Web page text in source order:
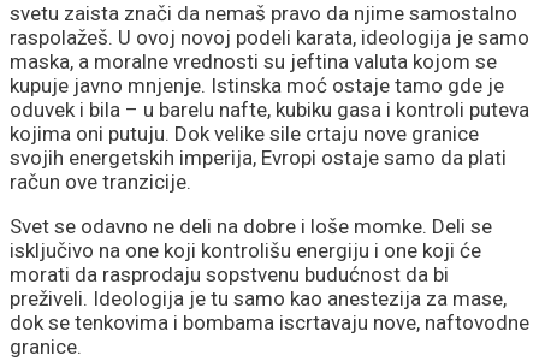
svetu zaista znači da nemaš pravo da njime samostalno
raspolažeš. U ovoj novoj podeli karata, ideologija je samo
maska, a moralne vrednosti su jeftina valuta kojom se
kupuje javno mnjenje. Istinska moć ostaje tamo gde je
oduvek i bila – u barelu nafte, kubiku gasa i kontroli puteva
kojima oni putuju. Dok velike sile crtaju nove granice
svojih energetskih imperija, Evropi ostaje samo da plati
račun ove tranzicije.
Svet se odavno ne deli na dobre i loše momke. Deli se
isključivo na one koji kontrolišu energiju i one koji će
morati da rasprodaju sopstvenu budućnost da bi
preživeli. Ideologija je tu samo kao anestezija za mase,
dok se tenkovima i bombama iscrtavaju nove, naftovodne
granice.